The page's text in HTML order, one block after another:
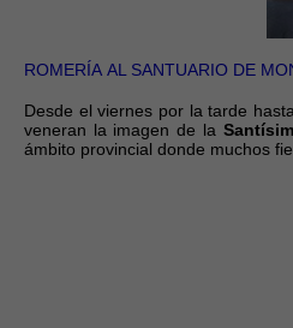
ROMERÍA AL SANTUARIO DE
Desde el viernes por la tarde
veneran la imagen de la
ámbito provincial donde muchos